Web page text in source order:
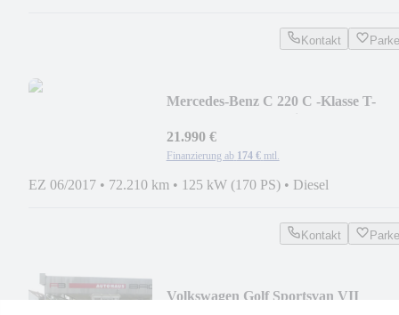
Kontakt
Mercedes-Benz C 220 C -Klasse T-
21.990 €
Finanzierung ab 174 € mtl.
EZ 06/2017 • 72.210 km • 125 kW (170 PS) • Diesel
Kontakt
Volkswagen Golf Sportsvan VII